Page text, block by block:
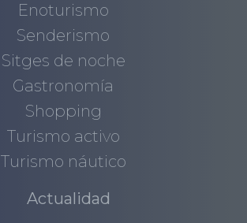
Enoturismo
Senderismo
Sitges de noche
Gastronomía
Shopping
Turismo activo
Turismo náutico
Actualidad